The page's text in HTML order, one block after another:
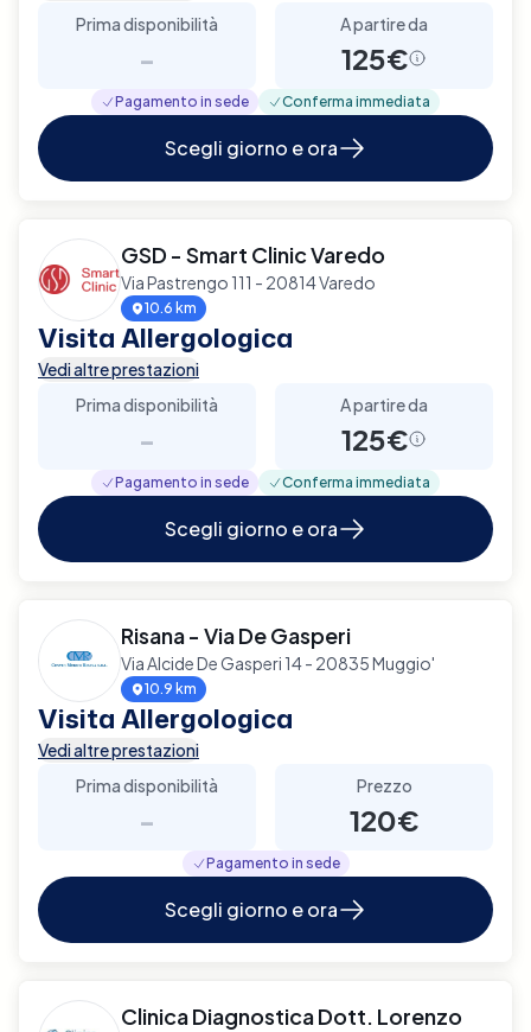
Prima disponibilità
-
A partire da
125€
Pagamento in sede Conferma immediata
Scegli giorno e ora
GSD - Smart Clinic Varedo
Via Pastrengo 111 - 20814 Varedo
10.6 km
Visita Allergologica
Vedi altre prestazioni
Prima disponibilità
-
A partire da
125€
Pagamento in sede Conferma immediata
Scegli giorno e ora
Risana - Via De Gasperi
Via Alcide De Gasperi 14 - 20835 Muggio'
10.9 km
Visita Allergologica
Vedi altre prestazioni
Prima disponibilità
-
Prezzo
120€
Pagamento in sede
Scegli giorno e ora
Clinica Diagnostica Dott. Lorenzo